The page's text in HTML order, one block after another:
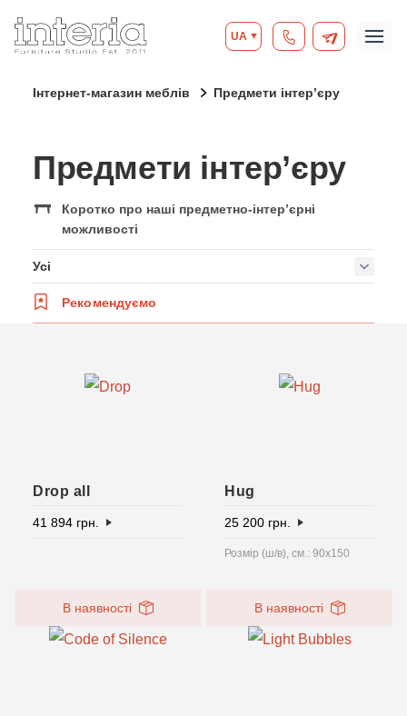
UA
Інтернет-магазин меблів Предмети інтер’єру
Предмети інтер’єру
Коротко про наші предметно-інтер’єрні
можливості
Усі
Рекомендуємо
Drop all
41 894 грн.
Hug
25 200 грн.
Розмір (ш/в), см.: 90x150
В наявності В наявності